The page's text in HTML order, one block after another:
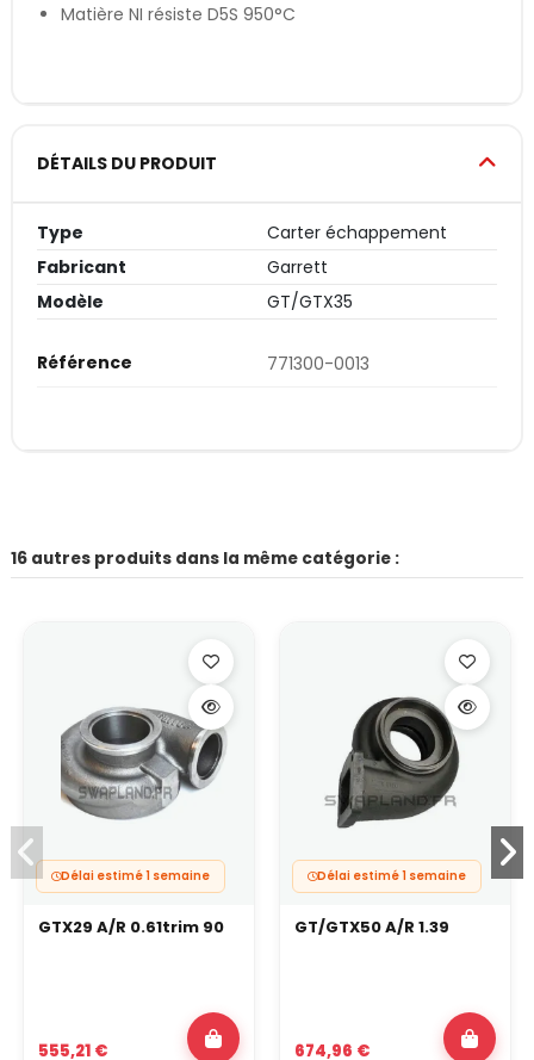
Matière NI résiste D5S 950°C
DÉTAILS DU PRODUIT
Type
Carter échappement
Fabricant
Garrett
Modèle
GT/GTX35
Référence 771300-0013
16 autres produits dans la même catégorie :
Délai estimé 1 semaine
GTX29 A/R 0.61trim 90
555,21 €
Délai estimé 1 semaine
GT/GTX50 A/R 1.39
674,96 €